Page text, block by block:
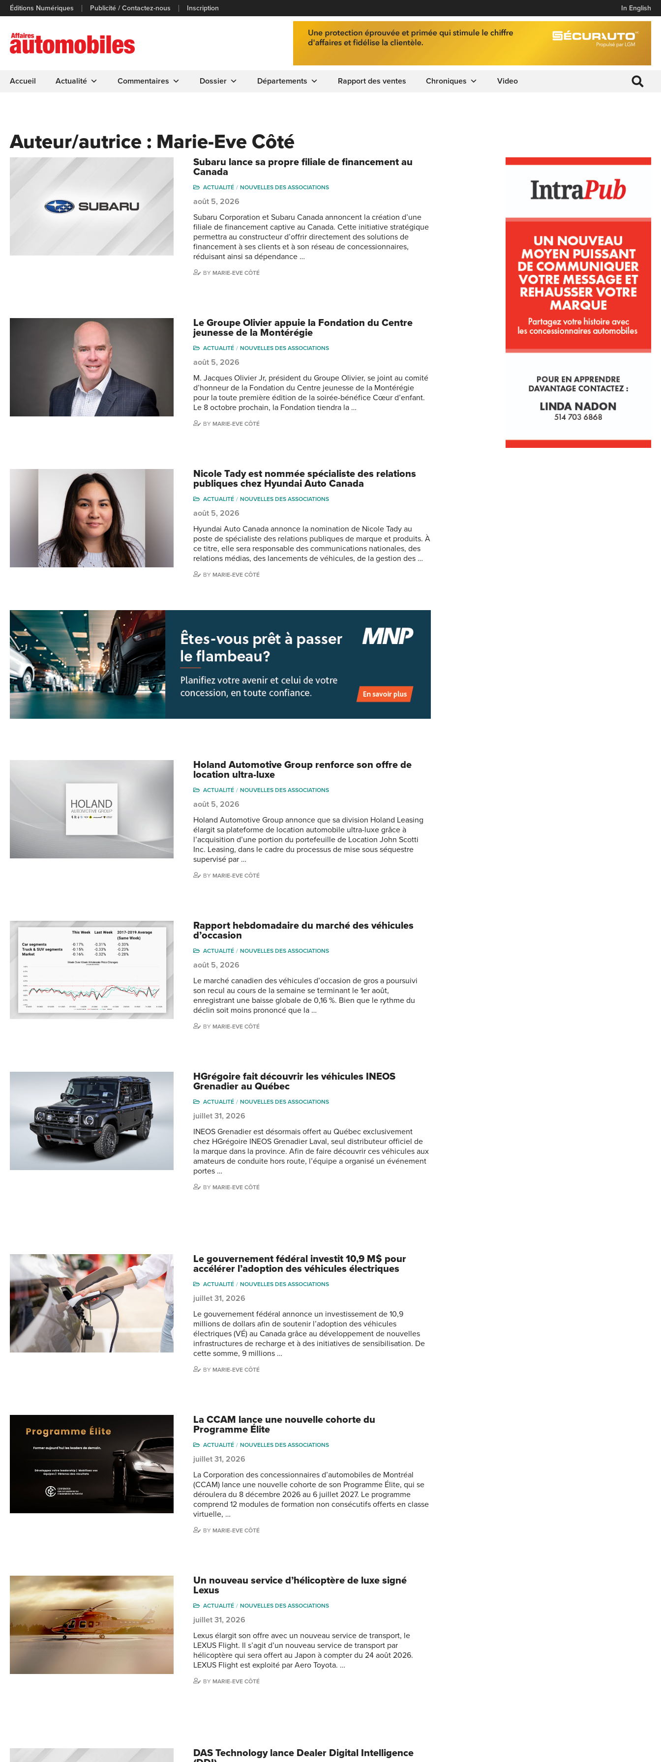
Éditions Numériques Publicité / Contactez-nous Inscription In English
Accueil Actualité Commentaires Dossier Départements Rapport des ventes Chroniques Video
Auteur/autrice : Marie-Eve Côté
Subaru lance sa propre filiale de financement au
Canada
ACTUALITÉ NOUVELLES DES ASSOCIATIONS
août 5, 2026
Subaru Corporation et Subaru Canada annoncent la création d’une
filiale de financement captive au Canada. Cette initiative stratégique
permettra au constructeur d’offrir directement des solutions de
financement à ses clients et à son réseau de concessionnaires,
réduisant ainsi sa dépendance …
BY MARIE-EVE CÔTÉ
Le Groupe Olivier appuie la Fondation du Centre
jeunesse de la Montérégie
ACTUALITÉ NOUVELLES DES ASSOCIATIONS
août 5, 2026
M. Jacques Olivier Jr, président du Groupe Olivier, se joint au comité
d’honneur de la Fondation du Centre jeunesse de la Montérégie
pour la toute première édition de la soirée-bénéfice Cœur d’enfant.
Le 8 octobre prochain, la Fondation tiendra la …
BY MARIE-EVE CÔTÉ
Nicole Tady est nommée spécialiste des relations
publiques chez Hyundai Auto Canada
ACTUALITÉ NOUVELLES DES ASSOCIATIONS
août 5, 2026
Hyundai Auto Canada annonce la nomination de Nicole Tady au
poste de spécialiste des relations publiques de marque et produits. À
ce titre, elle sera responsable des communications nationales, des
relations médias, des lancements de véhicules, de la gestion des …
BY MARIE-EVE CÔTÉ
Holand Automotive Group renforce son offre de
location ultra-luxe
ACTUALITÉ NOUVELLES DES ASSOCIATIONS
août 5, 2026
Holand Automotive Group annonce que sa division Holand Leasing
élargit sa plateforme de location automobile ultra-luxe grâce à
l’acquisition d’une portion du portefeuille de Location John Scotti
Inc. Leasing, dans le cadre du processus de mise sous séquestre
supervisé par …
BY MARIE-EVE CÔTÉ
Rapport hebdomadaire du marché des véhicules
d’occasion
ACTUALITÉ NOUVELLES DES ASSOCIATIONS
août 5, 2026
Le marché canadien des véhicules d’occasion de gros a poursuivi
son recul au cours de la semaine se terminant le 1er août,
enregistrant une baisse globale de 0,16 %. Bien que le rythme du
déclin soit moins prononcé que la …
BY MARIE-EVE CÔTÉ
HGrégoire fait découvrir les véhicules INEOS
Grenadier au Québec
ACTUALITÉ NOUVELLES DES ASSOCIATIONS
juillet 31, 2026
INEOS Grenadier est désormais offert au Québec exclusivement
chez HGrégoire INEOS Grenadier Laval, seul distributeur officiel de
la marque dans la province. Afin de faire découvrir ces véhicules aux
amateurs de conduite hors route, l’équipe a organisé un événement
portes …
BY MARIE-EVE CÔTÉ
Le gouvernement fédéral investit 10,9 M$ pour
accélérer l’adoption des véhicules électriques
ACTUALITÉ NOUVELLES DES ASSOCIATIONS
juillet 31, 2026
Le gouvernement fédéral annonce un investissement de 10,9
millions de dollars afin de soutenir l’adoption des véhicules
électriques (VÉ) au Canada grâce au développement de nouvelles
infrastructures de recharge et à des initiatives de sensibilisation. De
cette somme, 9 millions …
BY MARIE-EVE CÔTÉ
La CCAM lance une nouvelle cohorte du
Programme Élite
ACTUALITÉ NOUVELLES DES ASSOCIATIONS
juillet 31, 2026
La Corporation des concessionnaires d’automobiles de Montréal
(CCAM) lance une nouvelle cohorte de son Programme Élite, qui se
déroulera du 8 décembre 2026 au 6 juillet 2027. Le programme
comprend 12 modules de formation non consécutifs offerts en classe
virtuelle, …
BY MARIE-EVE CÔTÉ
Un nouveau service d’hélicoptère de luxe signé
Lexus
ACTUALITÉ NOUVELLES DES ASSOCIATIONS
juillet 31, 2026
Lexus élargit son offre avec un nouveau service de transport, le
LEXUS Flight. Il s’agit d’un nouveau service de transport par
hélicoptère qui sera offert au Japon à compter du 24 août 2026.
LEXUS Flight est exploité par Aero Toyota. …
BY MARIE-EVE CÔTÉ
DAS Technology lance Dealer Digital Intelligence